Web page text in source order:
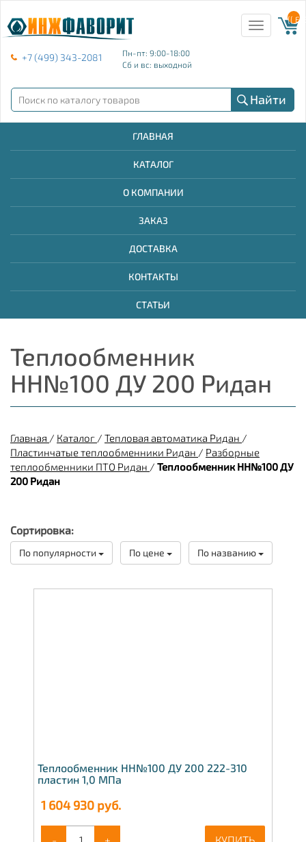
+7 (499) 343-2081
Пн-пт: 9:00-18:00
Сб и вс: выходной
Toggle
navigation
{{
Найти
ГЛАВНАЯ
КАТАЛОГ
О КОМПАНИИ
ЗАКАЗ
ДОСТАВКА
КОНТАКТЫ
СТАТЬИ
Теплообменник
НН№100 ДУ 200 Ридан
Главная / Каталог / Тепловая автоматика Ридан /
Пластинчатые теплообменники Ридан / Разборные
теплообменники ПТО Ридан / Теплообменник НН№100 ДУ
200 Ридан
Сортировка:
По популярности По цене По названию
Теплообменник НН№100 ДУ 200 222-310
пластин 1,0 МПа
1 604 930 руб.
- + КУПИТЬ